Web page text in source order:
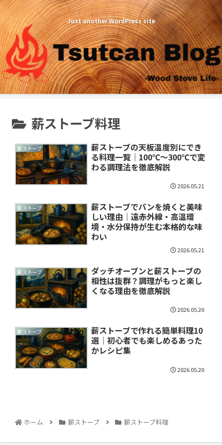
Just another WordPress site
薪ストーブ料理
薪ストーブ
薪ストーブの天板温度別にでき
る料理一覧｜100℃〜300℃で変
わる調理法を徹底解説
2026.05.21
薪ストーブ
薪ストーブでパンを焼くと美味
しい理由｜遠赤外線・高温環
境・水分保持が生む本格的な味
わい
2026.05.21
薪ストーブ
ダッチオーブンと薪ストーブの
相性は抜群？調理がもっと楽し
くなる理由を徹底解説
2026.05.20
薪ストーブ
薪ストーブで作れる簡単料理10
選｜初心者でも楽しめるあった
かレシピ集
2026.05.20
ホーム 薪ストーブ 薪ストーブ料理